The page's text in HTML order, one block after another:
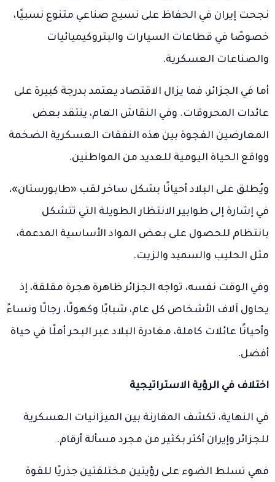
نجحت إيران في الحفاظ على نسيج صناعي متنوع نسبيًا،
خصوصًا في قطاعات السيارات والبتروكيميائيات
والصناعات العسكرية.
أما في الجزائر، فما يزال الاقتصاد يعتمد بدرجة كبيرة على
عائدات المحروقات. وفي النقاش العام، ينتقد بعض
المعارضين الفجوة بين هذه النفقات العسكرية الضخمة
وواقع الحياة اليومية للعديد من المواطنين.
ويُطلق على البلاد أحيانًا بشكل ساخر لقب «طابورستان»،
في إشارة إلى طوابير الانتظار الطويلة التي تتشكل
بانتظام للحصول على بعض المواد الأساسية المدعمة،
مثل الحليب والسميد والزيت.
وفي الوقت نفسه، تواجه الجزائر ظاهرة هجرة مقلقة، إذ
يحاول آلاف الأشخاص كل عام، شبابًا وكهولًا، رجالًا ونساءً
وأحيانًا عائلات كاملة، مغادرة البلاد عبر البحر أملًا في حياة
أفضل.
اختلاف في الرؤية الاستراتيجية
في النهاية، تكشف المقارنة بين الميزانيات العسكرية
للجزائر وإيران أكثر بكثير من مجرد مسألة أرقام.
فهي تسلط الضوء على رؤيتين مختلفتين جذريًا للقوة